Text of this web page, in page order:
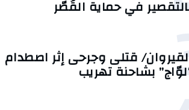
في حماية القُصّر
قتلى وجرحى إثر اصطدام
بشاحنة تهريب